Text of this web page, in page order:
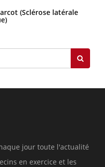
(Sclérose latérale
jour toute l'actualité
en exercice et les